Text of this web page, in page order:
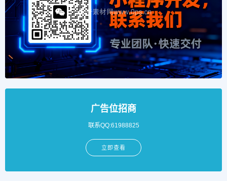
广告位招商
联系QQ:61988825
立即查看